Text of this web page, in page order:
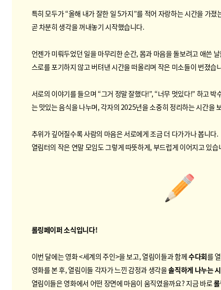
특히 모두가 “올해 내가 잘한 일 5가지”를 적어 자랑하는 시간을 가
곧 차분히 생각을 꺼내놓기 시작했습니다.
언젠가 미뤄두었던 일을 마무리한 순간, 몸과 마음을 돌보려고 애쓴
스로를 포기하지 않고 버텨낸 시간을 떠올리며 작은 미소들이 번졌습
서로의 이야기를 들으며 “그거 정말 잘했다!”, “너무 멋있다!” 하고
는 맛있는 음식을 나누며, 각자의 2025년을 소중히 정리하는 시간을
추위가 깊어질수록 사람의 마음은 서로에게 조금 더 다가가나 봅니다.
열림터의 작은 연말 모임도 그렇게 따뜻하게, 부드럽게 이어지고 있
롤링페이퍼 소식입니다!
이번 달에는 영화 <세계의 주인>을 보고, 열림이들과 함께수다회를
영화를 본 후, 열림이들 각자가 느낀 감정과 생각을솔직하게 나누는
열림이들은 영화에서 어떤 장면에 마음이 움직였을까요?지금 바로